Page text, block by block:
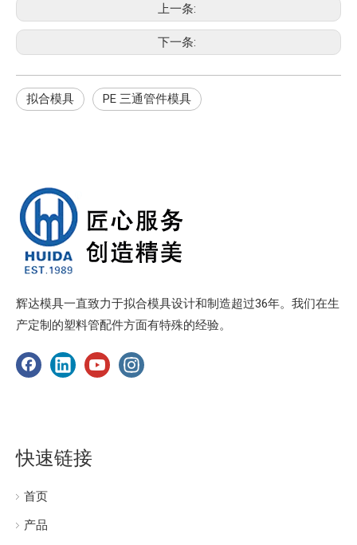
上一条:
下一条:
拟合模具 PE 三通管件模具
辉达模具一直致力于拟合模具设计和制造超过36年。我们在生
产定制的塑料管配件方面有特殊的经验。
快速链接
首页
产品